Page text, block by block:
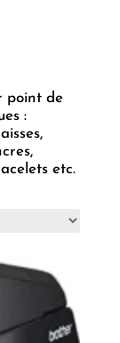
point de
:
etc.